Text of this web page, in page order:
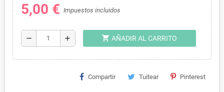
5,00 € Impuestos incluidos
remove add shopping_cart AÑADIR AL CARRITO
Compartir Tuitear Pinterest